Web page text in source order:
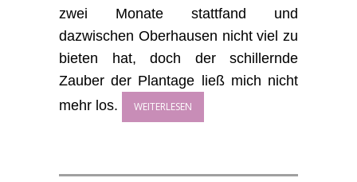
zwei Monate stattfand und
dazwischen Oberhausen nicht viel zu
bieten hat, doch der schillernde
Zauber der Plantage ließ mich nicht
mehr los.
WEITERLESEN